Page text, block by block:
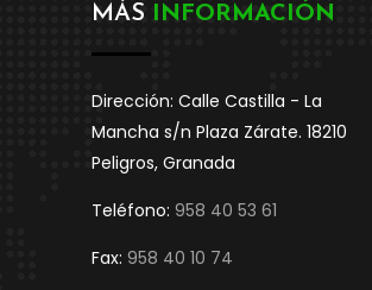
MÁS INFORMACIÓN
Dirección: Calle Castilla - La
Mancha s/n Plaza Zárate. 18210
Peligros, Granada
Teléfono: 958 40 53 61
Fax: 958 40 10 74